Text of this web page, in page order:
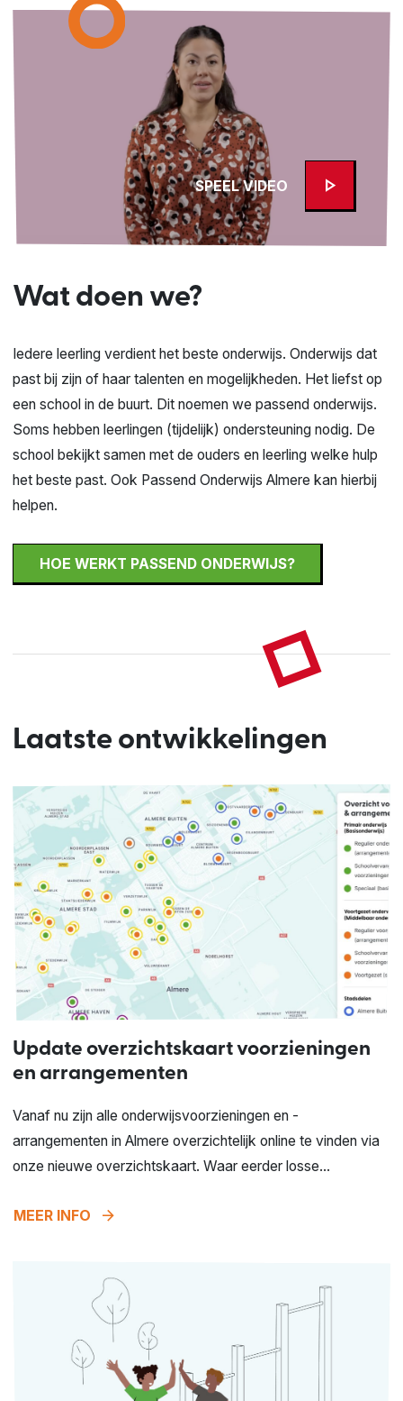
SPEEL VIDEO play_arrow
Wat doen we?
Iedere leerling verdient het beste onderwijs. Onderwijs dat
past bij zijn of haar talenten en mogelijkheden. Het liefst op
een school in de buurt. Dit noemen we passend onderwijs.
Soms hebben leerlingen (tijdelijk) ondersteuning nodig. De
school bekijkt samen met de ouders en leerling welke hulp
het beste past. Ook Passend Onderwijs Almere kan hierbij
helpen.
HOE WERKT PASSEND ONDERWIJS?
Laatste ontwikkelingen
Update overzichtskaart voorzieningen
en arrangementen
Vanaf nu zijn alle onderwijsvoorzieningen en -
arrangementen in Almere overzichtelijk online te vinden via
onze nieuwe overzichtskaart. Waar eerder losse...
MEER INFO arrow_forward